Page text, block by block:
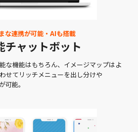
な連携が可能・AIも搭載
チャットボット
な機能はもちろん、イメージマップはよ
せてリッチメニューを出し分けや
可能。